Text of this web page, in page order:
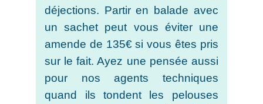
déjections. Partir en balade avec
un sachet peut vous éviter une
amende de 135€ si vous êtes pris
sur le fait. Ayez une pensée aussi
pour nos agents techniques
quand ils tondent les pelouses